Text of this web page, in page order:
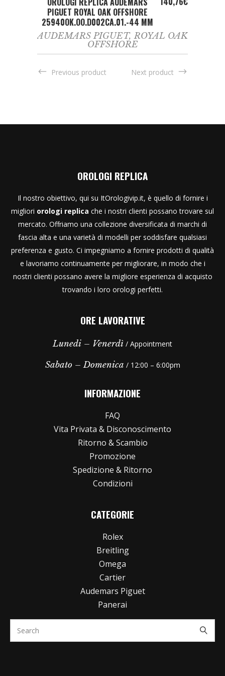
PIGUET ROYAL OAK OFFSHORE
25940OK.OO.D002CA.01.-44 MM
AUDEMARS PIGUET, ROYAL OAK
OFFSHORE
Previous product Next product
OROLOGI REPLICA
Il nostro obiettivo, qui su ItOrologivip.it, è quello di fornire i
migliori orologi replica che i nostri clienti possano trovare sul
mercato. Offriamo una collezione diversificata di marchi di
fascia alta e una varietà di modelli per soddisfare qualsiasi
preferenza e gusto. Ci impegniamo a fornire prodotti di qualità
e lavoriamo continuamente per migliorare, in modo che i
nostri clienti possano avere la migliore esperienza di acquisto
trovando i loro orologi perfetti.
ORE LAVORATIVE
Lunedi – Venerdì / Appointment
Sabato – Domenica / 12:00 – 6:00pm
INFORMAZIONE
FAQ
Vita Privata & Disconoscimento
Ritorno & Scambio
Promozione
Spedizione & Ritorno
Condizioni
CATEGORIE
Rolex
Breitling
Omega
Cartier
Audemars Piguet
Panerai